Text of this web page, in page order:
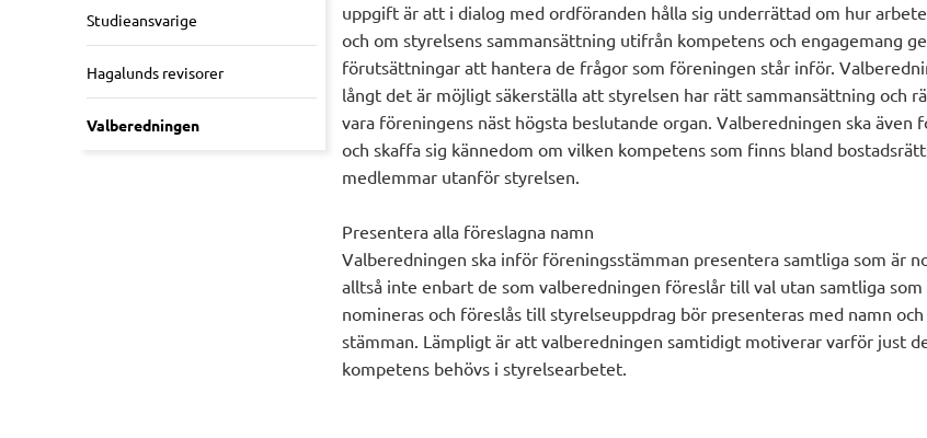
Studieansvarige
Hagalunds revisorer
Valberedningen
uppgift är att i dialog med ordföranden hålla sig underrättad om hur
och om styrelsens sammansättning utifrån kompetens och engagemang
förutsättningar att hantera de frågor som föreningen står inför.
långt det är möjligt säkerställa att styrelsen har rätt sammansättning och
vara föreningens näst högsta beslutande organ. Valberedningen ska även
och skaffa sig kännedom om vilken kompetens som finns bland
medlemmar utanför styrelsen.
Presentera alla föreslagna namn
Valberedningen ska inför föreningsstämman presentera samtliga som är
alltså inte enbart de som valberedningen föreslår till val utan samtliga som
nomineras och föreslås till styrelseuppdrag bör presenteras med namn
stämman. Lämpligt är att valberedningen samtidigt motiverar varför just
kompetens behövs i styrelsearbetet.